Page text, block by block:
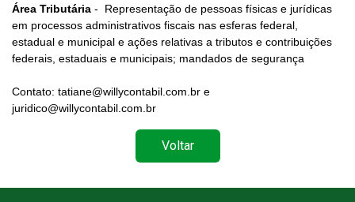
Área Tributária - Representação de pessoas físicas e jurídicas
em processos administrativos fiscais nas esferas federal,
estadual e municipal e ações relativas a tributos e contribuições
federais, estaduais e municipais; mandados de segurança
Contato: tatiane@willycontabil.com.br e
juridico@willycontabil.com.br
Voltar